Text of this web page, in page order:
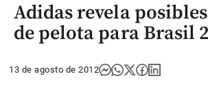
Adidas revela
de pelota para Brasil
13 de agosto de 2012